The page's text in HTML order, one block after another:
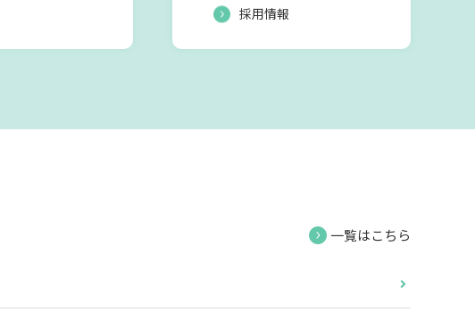
採用情報
一覧はこちら